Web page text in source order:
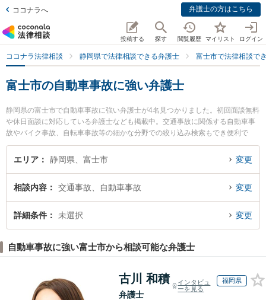
ココナラへ 弁護士の方はこちら
投稿する 探す 閲覧履歴 マイリスト ログイン
ココナラ法律相談 静岡県で法律相談できる弁護士 富士市で法律相談で
富士市の自動車事故に強い弁護士
静岡県の富士市で自動車事故に強い弁護士が4名見つかりました。初回面談無料
や休日面談に対応している弁護士なども掲載中。交通事故に関係する自動車事
故やバイク事故、自転車事故等の細かな分野での絞り込み検索もでき便利で
す。特にたかぎ法律事務所の高木 真二郎弁護士や小林法律事務所の小林 扶由樹
弁護士、小林法律事務所の大塚 晋平弁護士のプロフィール情報や弁護士費用、
豊富な近くの弁護士を検索したい』『初回相談無料で自動車事故を法律相談で
きる富士市内の弁護士に相談予約したい』などでお困りの相談者さんにおすす
めです。
エリア 静岡県、富士市 変更
相談内容 交通事故、自動車事故 変更
詳細条件 未選択 変更
自動車事故に強い富士市から相談可能な弁護士
古川 和積
弁護士
インタビュ
ーを見る
福岡県